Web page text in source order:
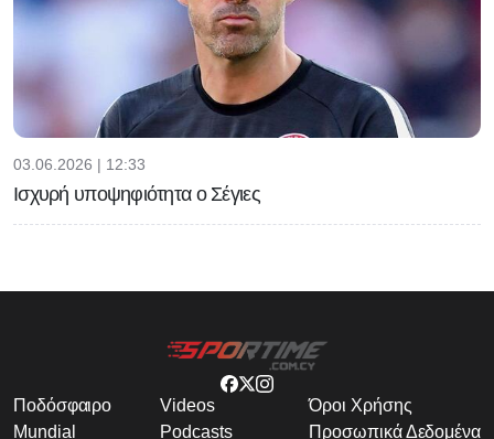
03.06.2026 | 12:33
Ισχυρή υποψηφιότητα ο Σέγιες
Ποδόσφαιρο
Mundial
Videos
Podcasts
Όροι Χρήσης
Προσωπικά Δεδομένα